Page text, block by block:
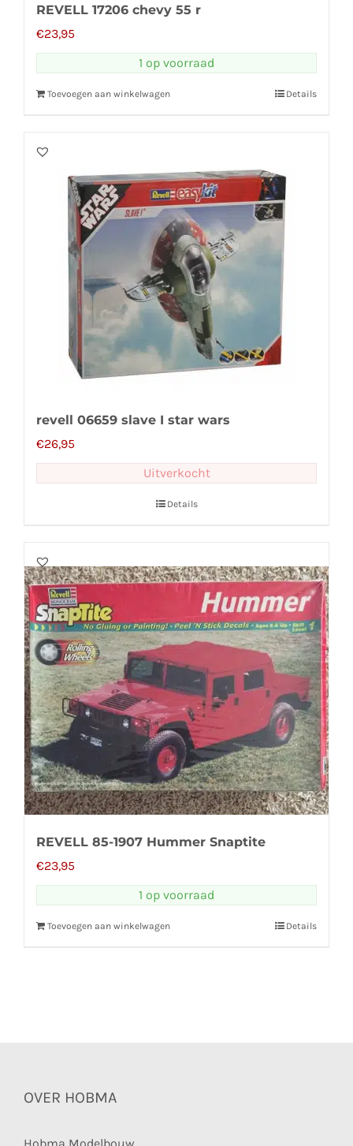
REVELL 17206 chevy 55 r
€23,95
1 op voorraad
Toevoegen aan winkelwagen Details
revell 06659 slave I star wars
€26,95
Uitverkocht
Details
REVELL 85-1907 Hummer Snaptite
€23,95
1 op voorraad
Toevoegen aan winkelwagen Details
OVER HOBMA